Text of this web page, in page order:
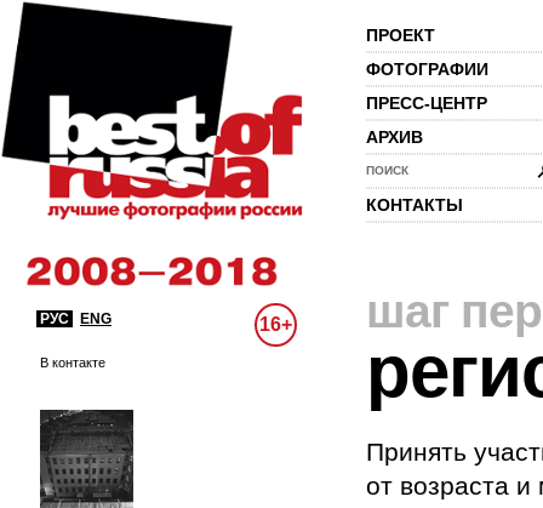
ПРОЕКТ
ФОТОГРАФИИ
ПРЕСС-ЦЕНТР
АРХИВ
ПОИСК
КОНТАКТЫ
РУС ENG 16+
В контакте
шаг
Принять
от возраста